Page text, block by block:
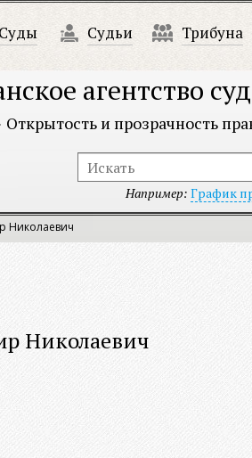
Суды Судьи Трибуна
агентство
Открытость и прозрачность
Например: График
Николаевич
Николаевич